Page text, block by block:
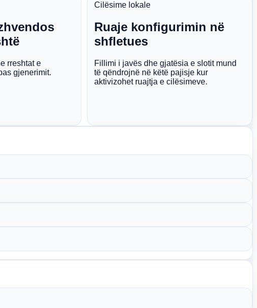
rreshtat e
gjenerimit.
Cilësime lokale
Ruaje konfigurimin në
shfletues
Fillimi i javës dhe gjatësia e slotit mund
të qëndrojnë në këtë pajisje kur
aktivizohet ruajtja e cilësimeve.